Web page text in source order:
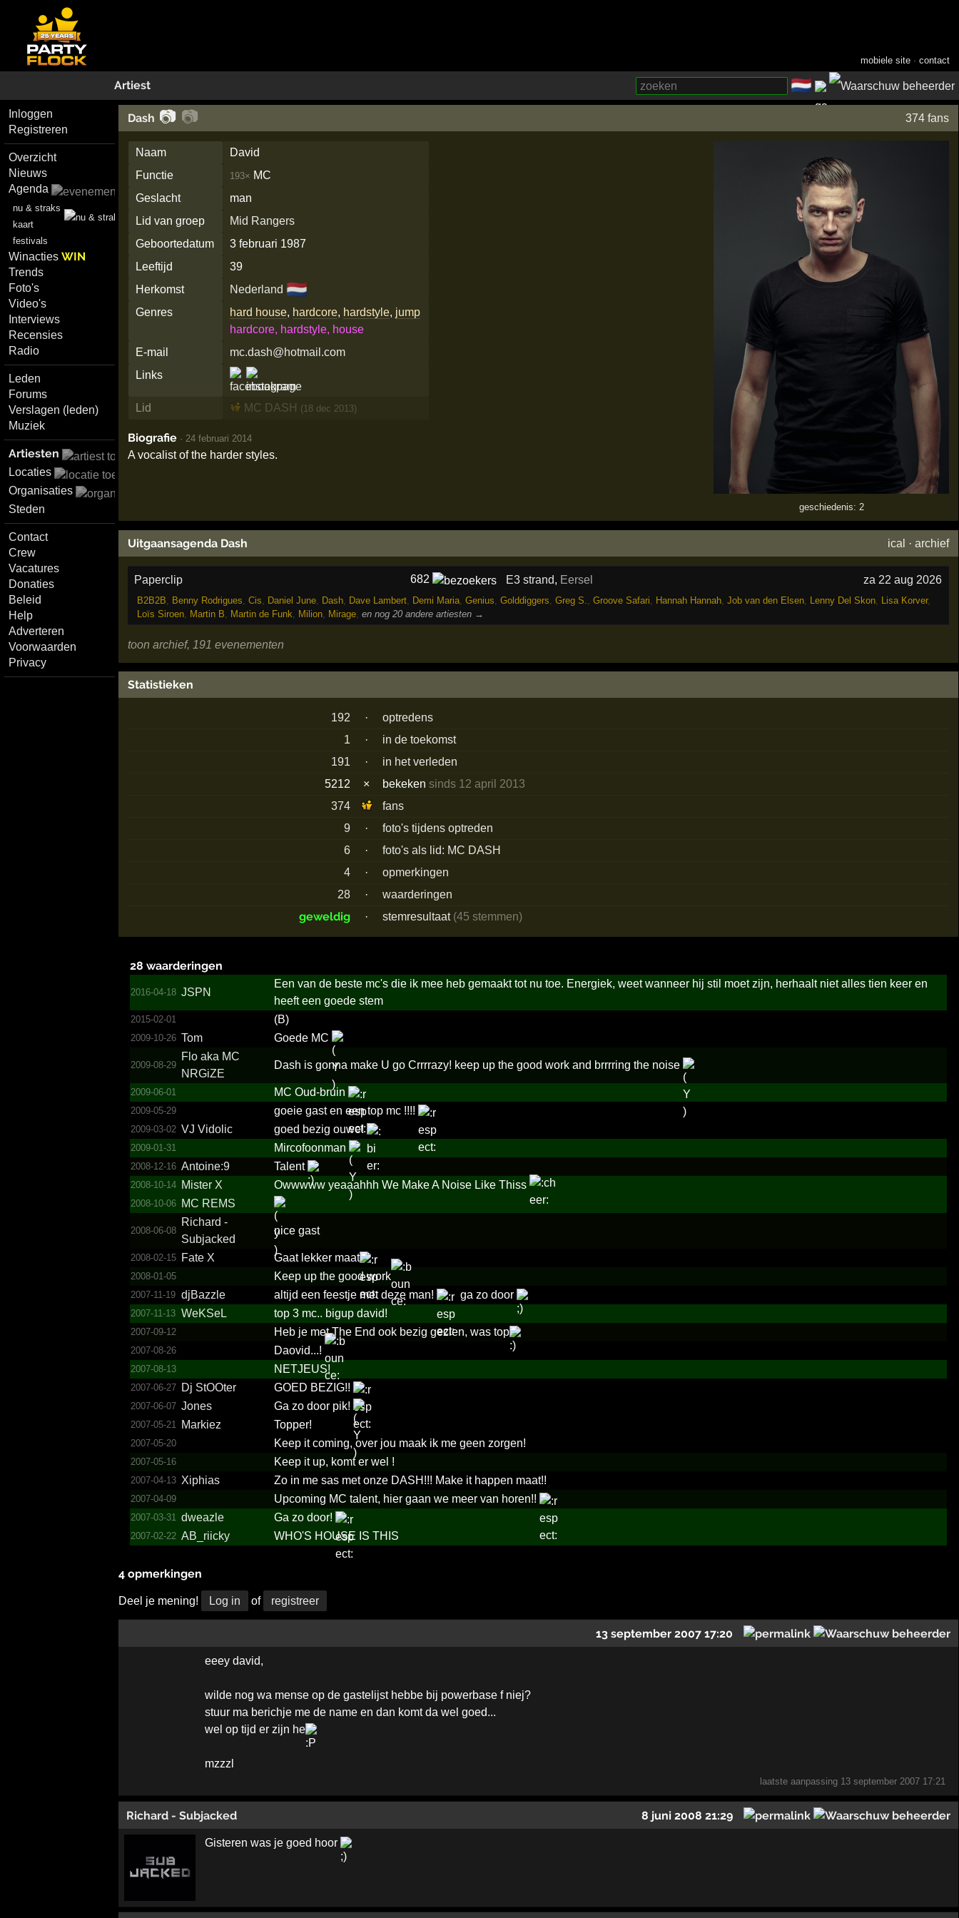
mobiele site ·contact
Artiest 🇳🇱
Inloggen
Registreren
Overzicht
Nieuws
Agenda
nu & straks
kaart
festivals
WinactiesWIN
Trends
Foto's
Video's
Interviews
Recensies
Radio
Leden
Forums
Verslagen (leden)
Muziek
Artiesten
Locaties
Organisaties
Steden
Contact
Crew
Vacatures
Donaties
Beleid
Help
Adverteren
Voorwaarden
Privacy
Dash 📷 📷 374 fans
geschiedenis: 2
Naam
David
Functie
193× MC
Geslacht
man
Lid van groep
Mid Rangers
Geboortedatum
3 februari 1987
Leeftijd
39
Herkomst
Nederland 🇳🇱
Genres hard house, hardcore, hardstyle, jump
hardcore, hardstyle, house
E-mail
mc.dash@hotmail.com
Links
Lid MC DASH (18 dec 2013)
Biografie · 24 februari 2014
A vocalist of the harder styles.
Uitgaansagenda Dash ical ·archief
Paperclip 682 E3 strand, Eersel za 22 aug 2026
B2B2B Benny Rodrigues Cis Daniel June, Dash, Dave Lambert, Demi Maria, Genius Golddiggers Greg S. Groove Safari Hannah Hannah, Job van den Elsen, Lenny Del Skon, Lisa Korver,
Loïs Siroen, Martin B Martin de Funk Milion, Mirage, en nog 20 andere artiesten →
toon archief, 191 evenementen
Statistieken
192 ·
optredens
1
·
in de toekomst
191
·
in het verleden
5212
× bekekensinds 12 april 2013
374
fans
9
·
foto's tijdens optreden
6
·
foto's als lid: MC DASH
4
·
opmerkingen
28
· waarderingen
geweldig · stemresultaat (45 stemmen)
28 waarderingen
2016-04-18 JSPN
Een van de beste mc's die ik mee heb gemaakt tot nu toe. Energiek, weet wanneer hij stil moet zijn, herhaalt niet alles tien keer en
heeft een goede stem
2015-02-01 (B)
2009-10-26 Tom Goede MC
2009-08-29
Flo aka MC
NRGiZE
Dash is gonna make U go Crrrrazy! keep up the good work and brrrring the noise
2009-06-01 MC Oud-bruin
2009-05-29 goeie gast en een top mc !!!!
2009-03-02 VJ Vidolic goed bezig ouwe!
2009-01-31 Mircofoonman
2008-12-16 Antoine:9 Talent
2008-10-14 Mister X Owwwww yeaaahhh We Make A Noise Like Thiss
2008-10-06 MC REMS
2008-06-08
Richard -
Subjacked
nice gast
2008-02-15 Fate X Gaat lekker maat
2008-01-05 Keep up the good work
2007-11-19 djBazzle altijd een feestje met deze man! ga zo door
2007-11-13 WeKSeL top 3 mc.. bigup david!
2007-09-12 Heb je met The End ook bezig gezien, was top
2007-08-26 Daovid...!
2007-08-13 NETJEUS!
2007-06-27 Dj StOOter GOED BEZIG!!
2007-06-07 Jones Ga zo door pik!
2007-05-21 Markiez Topper!
2007-05-20 Keep it coming, over jou maak ik me geen zorgen!
2007-05-16 Keep it up, komt er wel !
2007-04-13 Xiphias Zo in me sas met onze DASH!!! Make it happen maat!!
2007-04-09 Upcoming MC talent, hier gaan we meer van horen!!
2007-03-31 dweazle Ga zo door!
2007-02-22 AB_riicky WHO'S HOUSE IS THIS
4 opmerkingen
Deel je mening! Log in of registreer
13 september 2007 17:20
eeey david,
wilde nog wa mense op de gastelijst hebbe bij powerbase f niej?
stuur ma berichje me de name en dan komt da wel goed...
wel op tijd er zijn he
mzzzl
laatste aanpassing 13 september 2007 17:21
Richard - Subjacked 8 juni 2008 21:29
Gisteren was je goed hoor